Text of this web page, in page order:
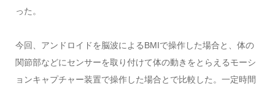
った。
今回、アンドロイドを脳波によるBMIで操作した場合と、体の
関節部などにセンサーを取り付けて体の動きをとらえるモーシ
ョンキャプチャー装置で操作した場合とで比較した。一定時間